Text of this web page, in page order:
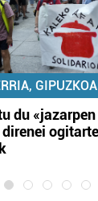
GIPUZKOA
du